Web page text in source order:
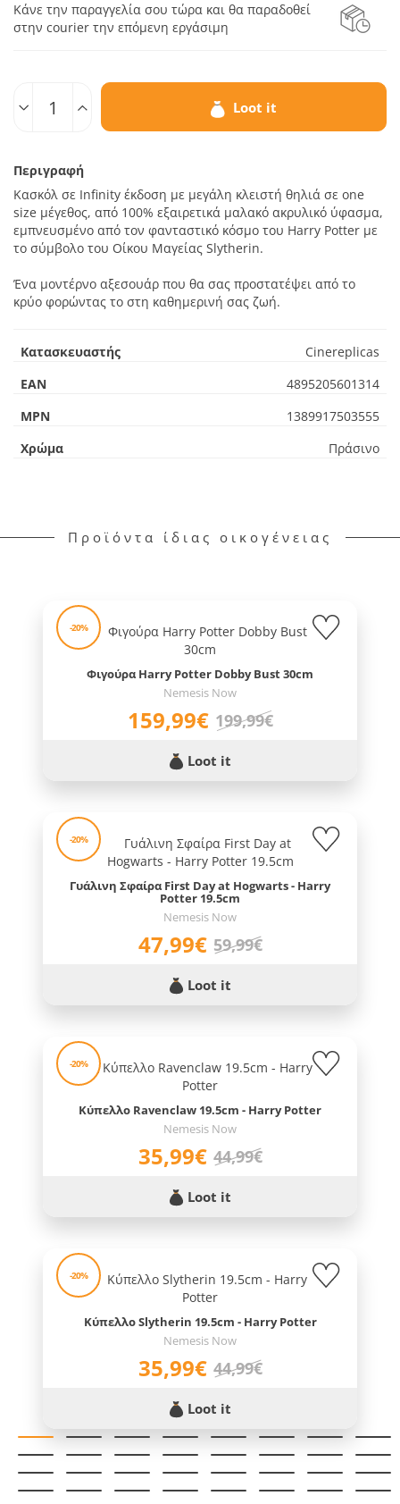
Κάνε την παραγγελία σου τώρα και θα παραδοθεί
στην courier την επόμενη εργάσιμη
Loot it
Περιγραφή
Κασκόλ σε Infinity έκδοση με μεγάλη κλειστή θηλιά σε one
size μέγεθος, από 100% εξαιρετικά μαλακό ακρυλικό ύφασμα,
εμπνευσμένο από τον φανταστικό κόσμο του Harry Potter με
το σύμβολο του Οίκου Μαγείας Slytherin.
Ένα μοντέρνο αξεσουάρ που θα σας προστατέψει από το
κρύο φορώντας το στη καθημερινή σας ζωή.
Κατασκευαστής
Cinereplicas
EAN
4895205601314
MPN
1389917503555
Χρώμα
Πράσινο
Προϊόντα ίδιας οικογένειας
-20%
Φιγούρα Harry Potter Dobby Bust 30cm
Nemesis Now
159,99€ 199,99€
Loot it
-20%
Γυάλινη Σφαίρα First Day at Hogwarts - Harry
Potter 19.5cm
Nemesis Now
47,99€ 59,99€
Loot it
-20%
Κύπελλο Ravenclaw 19.5cm - Harry Potter
Nemesis Now
35,99€ 44,99€
Loot it
-20%
Κύπελλο Slytherin 19.5cm - Harry Potter
Nemesis Now
35,99€ 44,99€
Loot it